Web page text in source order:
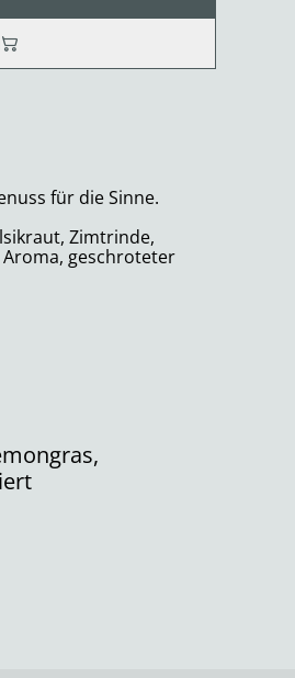
für die Sinne.
Zimtrinde,
geschroteter